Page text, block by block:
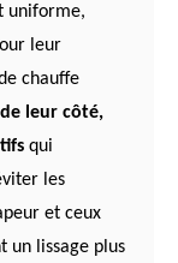
uniforme,
leur
chauffe
leur côté,
qui
les
et ceux
un lissage plus